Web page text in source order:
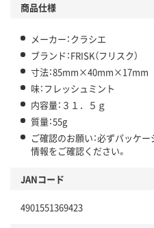
商品仕様
メーカー：クラシエ
ブランド：FRISK（フリスク）
寸法：85mm×40mm×17mm
味：フレッシュミント
内容量：３１．５ｇ
質量：55g
ご確認のお願い：必ずパッケ
情報をご確認ください。
JANコード
4901551369423